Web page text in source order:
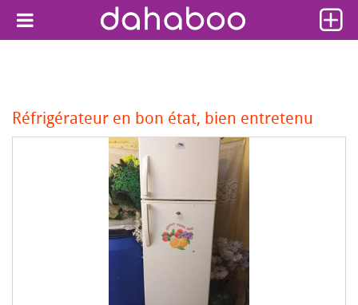
Réfrigérateur en bon état, bien entretenu